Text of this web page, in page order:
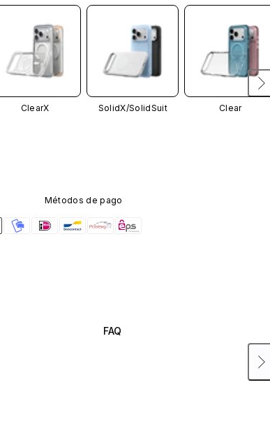
ClearX SolidX/SolidSuit Clear
Métodos de pago
FAQ